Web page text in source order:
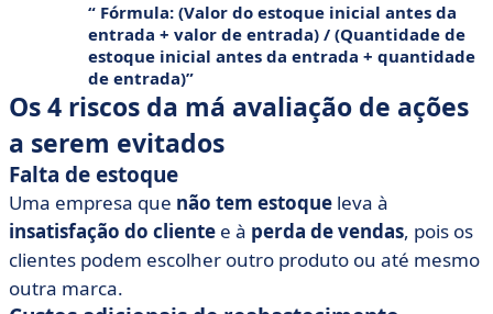
Fórmula: (Valor do estoque inicial antes da
entrada + valor de entrada) / (Quantidade de
estoque inicial antes da entrada + quantidade
de entrada)
Os 4 riscos da má avaliação de ações
a serem evitados
Falta de estoque
Uma empresa que não tem estoque leva à
insatisfação do cliente e à perda devendas, pois os
clientes podem escolher outro produto ou até mesmo
outra marca.